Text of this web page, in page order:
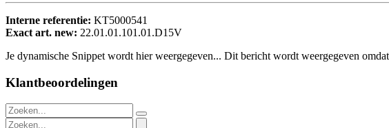
Interne referentie: KT5000541
Exact art. new: 22.01.01.101.01.D15V
Je dynamische Snippet wordt hier weergegeven... Dit bericht wordt weergegeven
Klantbeoordelingen